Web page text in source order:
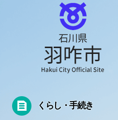
くらし・手続き